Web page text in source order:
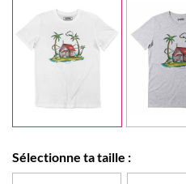
Sélectionne ta taille :